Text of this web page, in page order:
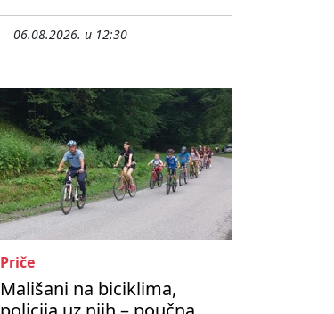
06.08.2026. u 12:30
Priče
Mališani na biciklima,